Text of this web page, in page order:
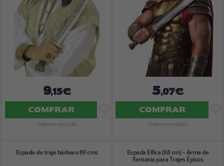
9,15€
COMPRAR
Imposto Incluído
5,07€
COMPRAR
Imposto Incluído
Espada de traje bárbaro 69 cms
Espada Élfica (68 cm) – Arma de
Fantasia para Trajes Épicos